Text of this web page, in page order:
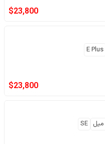
$23,800
E Plus
$23,800
ميل SE